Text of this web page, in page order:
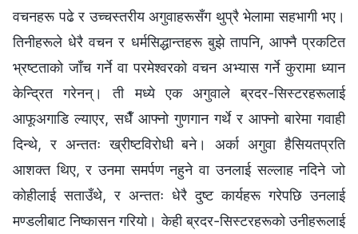
वचनहरू पढे र उच्चस्तरीय अगुवाहरूसँग थुप्रै भेलामा सहभागी भए।
तिनीहरूले धेरै वचन र धर्मसिद्धान्तहरू बुझे तापनि, आफ्नै प्रकटित
भ्रष्टताको जाँच गर्ने वा परमेश्‍वरको वचन अभ्यास गर्ने कुरामा ध्यान
केन्द्रित गरेनन्। ती मध्ये एक अगुवाले ब्रदर-सिस्टरहरूलाई
आफूअगाडि ल्याएर, सधैँ आफ्नो गुणगान गर्थे र आफ्नो बारेमा गवाही
दिन्थे, र अन्ततः ख्रीष्टविरोधी बने। अर्का अगुवा हैसियतप्रति
आशक्त थिए, र उनमा समर्पण नहुने वा उनलाई सल्लाह नदिने जो
कोहीलाई सताउँथे, र अन्ततः धेरै दुष्ट कार्यहरू गरेपछि उनलाई
मण्डलीबाट निष्कासन गरियो। केही ब्रदर-सिस्टरहरूको उनीहरूलाई